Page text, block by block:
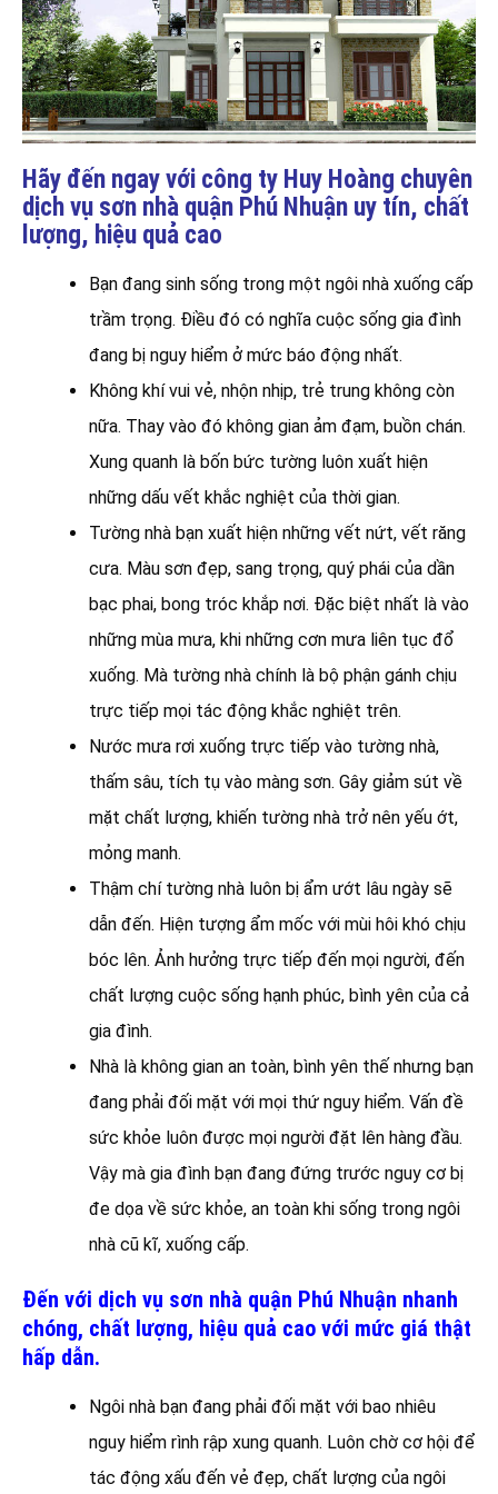
Hãy đến ngay với công ty Huy Hoàng chuyên
dịch vụ sơn nhà quận Phú Nhuận uy tín, chất
lượng, hiệu quả cao
Bạn đang sinh sống trong một ngôi nhà xuống cấp
trầm trọng. Điều đó có nghĩa cuộc sống gia đình
đang bị nguy hiểm ở mức báo động nhất.
Không khí vui vẻ, nhộn nhịp, trẻ trung không còn
nữa. Thay vào đó không gian ảm đạm, buồn chán.
Xung quanh là bốn bức tường luôn xuất hiện
những dấu vết khắc nghiệt của thời gian.
Tường nhà bạn xuất hiện những vết nứt, vết răng
cưa. Màu sơn đẹp, sang trọng, quý phái của dần
bạc phai, bong tróc khắp nơi. Đặc biệt nhất là vào
những mùa mưa, khi những cơn mưa liên tục đổ
xuống. Mà tường nhà chính là bộ phận gánh chịu
trực tiếp mọi tác động khắc nghiệt trên.
Nước mưa rơi xuống trực tiếp vào tường nhà,
thấm sâu, tích tụ vào màng sơn. Gây giảm sút về
mặt chất lượng, khiến tường nhà trở nên yếu ớt,
mỏng manh.
Thậm chí tường nhà luôn bị ẩm ướt lâu ngày sẽ
dẫn đến. Hiện tượng ẩm mốc với mùi hôi khó chịu
bóc lên. Ảnh hưởng trực tiếp đến mọi người, đến
chất lượng cuộc sống hạnh phúc, bình yên của cả
gia đình.
Nhà là không gian an toàn, bình yên thế nhưng bạn
đang phải đối mặt với mọi thứ nguy hiểm. Vấn đề
sức khỏe luôn được mọi người đặt lên hàng đầu.
Vậy mà gia đình bạn đang đứng trước nguy cơ bị
đe dọa về sức khỏe, an toàn khi sống trong ngôi
nhà cũ kĩ, xuống cấp.
Đến với dịch vụ sơn nhà quận Phú Nhuận nhanh
chóng, chất lượng, hiệu quả cao với mức giá thật
hấp dẫn.
Ngôi nhà bạn đang phải đối mặt với bao nhiêu
nguy hiểm rình rập xung quanh. Luôn chờ cơ hội để
tác động xấu đến vẻ đẹp, chất lượng của ngôi